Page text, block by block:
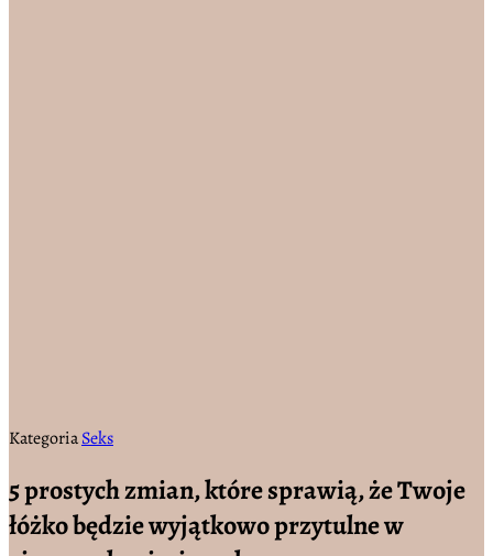
KategoriaSeks
5 prostych zmian, które sprawią, że Twoje
łóżko będzie wyjątkowo przytulne w